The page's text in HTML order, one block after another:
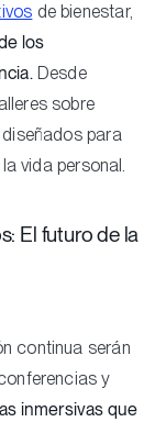
de bienestar,
los
Desde
sobre
para
vida personal.
El futuro de la
continua serán
y
inmersivas que